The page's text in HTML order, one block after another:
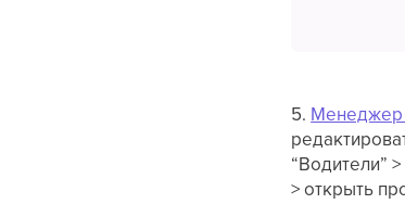
5. Менеджер
“Водители”
> открыть